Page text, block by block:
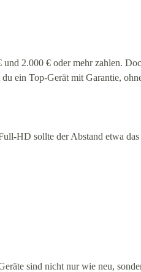
2.000 € oder mehr zahlen.
ein Top-Gerät mit Garantie,
HD sollte der Abstand etwa
sind nicht nur wie neu,